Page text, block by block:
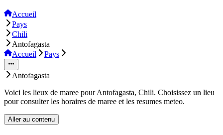
Accueil
Pays
Chili
Antofagasta
Accueil
Pays
Antofagasta
Voici les lieux de maree pour Antofagasta, Chili. Choisissez un lieu
pour consulter les horaires de maree et les resumes meteo.
Aller au contenu